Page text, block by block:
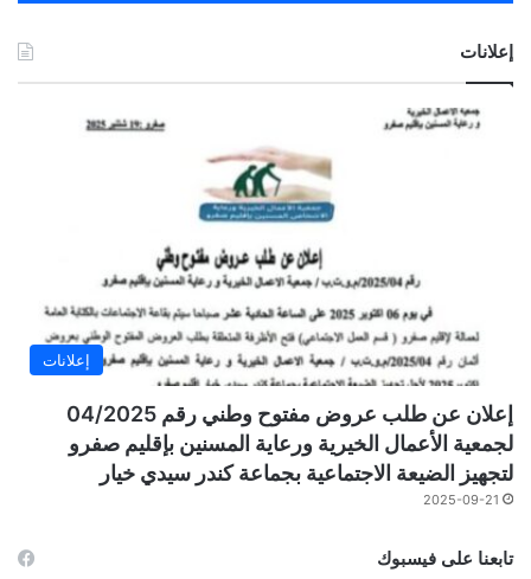
إعلانات
إعلانات
إعلان عن طلب عروض مفتوح وطني رقم 04/2025
لجمعية الأعمال الخيرية ورعاية المسنين بإقليم صفرو
لتجهيز الضيعة الاجتماعية بجماعة كندر سيدي خيار
2025-09-21
تابعنا على فيسبوك